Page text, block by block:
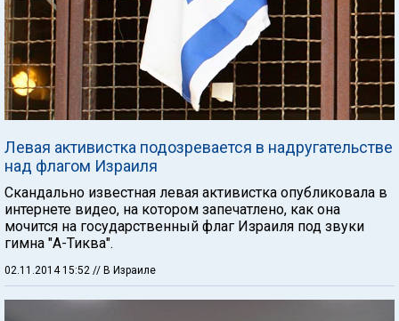
Левая активистка подозревается в надругательстве
над флагом Израиля
Скандально известная левая активистка опубликовала в
интернете видео, на котором запечатлено, как она
мочится на государственный флаг Израиля под звуки
гимна "А-Тиква".
02.11.2014 15:52 // В Израиле